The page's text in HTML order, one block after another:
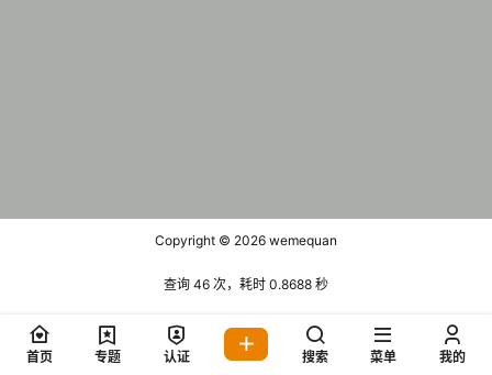
Copyright © 2026 wemequan
查询 46 次，耗时 0.8688 秒
首页 专题 认证 搜索 菜单 我的